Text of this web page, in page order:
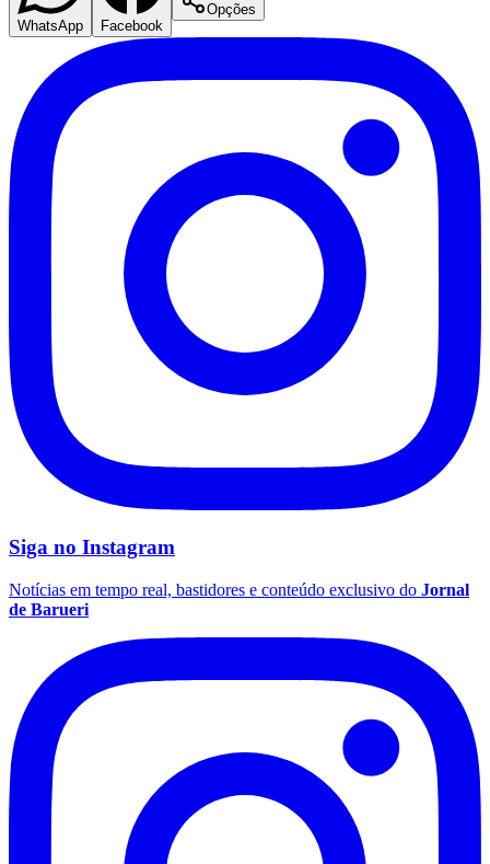
São Paulo
Santos
WhatsApp Facebook
Opções
Siga no Instagram
Notícias em tempo real, bastidores e conteúdo exclusivo do Jornal
de Barueri